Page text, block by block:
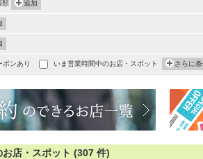
類 追加
ポンあり いま営業時間中のお店・スポット さらに
店・スポット (307 件)